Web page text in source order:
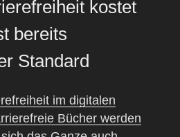
kostet
bereits
Standard
im digitalen
Bücher werden